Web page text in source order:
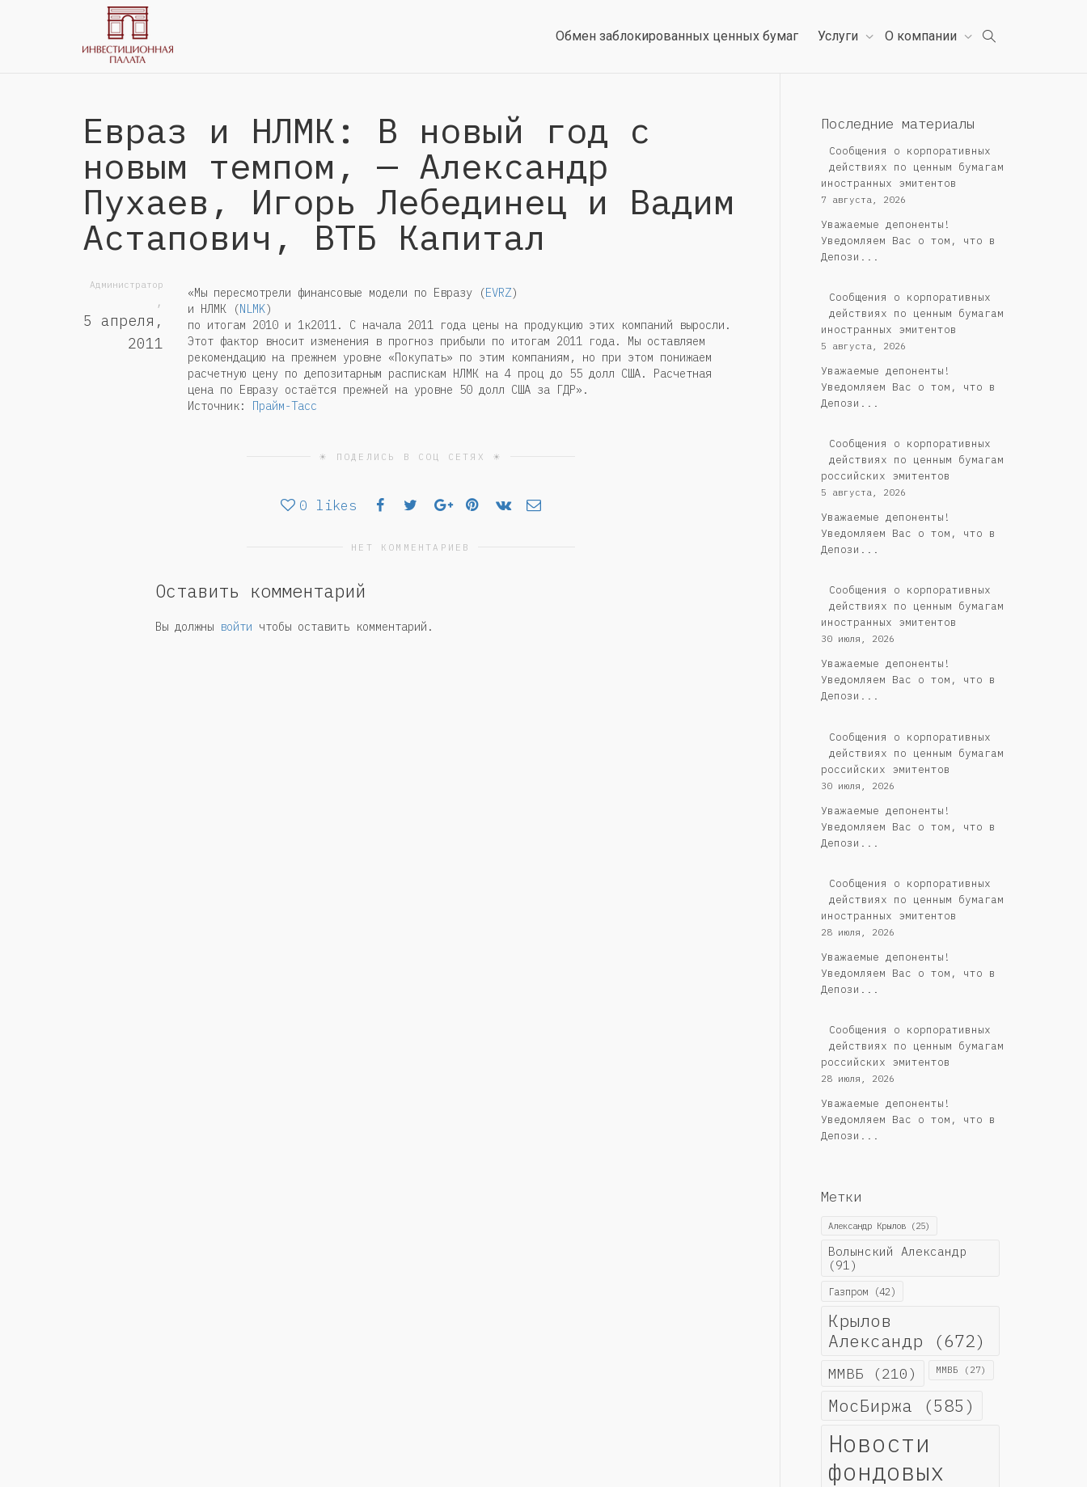
Обмен заблокированных ценных бумаг Услуги О компании
Евраз и НЛМК: В новый год с
новым темпом, — Александр
Пухаев, Игорь Лебединец и Вадим
Астапович, ВТБ Капитал
Администратор
,
5 апреля,
2011
«Мы пересмотрели финансовые модели по Евразу (EVRZ)
и НЛМК (NLMK)
по итогам 2010 и 1к2011. С начала 2011 года цены на продукцию этих компаний выросли.
Этот фактор вносит изменения в прогноз прибыли по итогам 2011 года. Мы оставляем
рекомендацию на прежнем уровне «Покупать» по этим компаниям, но при этом понижаем
расчетную цену по депозитарным распискам НЛМК на 4 проц до 55 долл США. Расчетная
цена по Евразу остаётся прежней на уровне 50 долл США за ГДР».
Источник: Прайм-Тасс
☀ ПОДЕЛИСЬ В СОЦ СЕТЯХ ☀
0 likes
НЕТ КОММЕНТАРИЕВ
Оставить комментарий
Вы должны войти чтобы оставить комментарий.
Последние материалы
Сообщения о корпоративных
действиях по ценным бумагам
иностранных эмитентов
7 августа, 2026
Уважаемые депоненты!
Уведомляем Вас о том, что в
Депози...
Сообщения о корпоративных
действиях по ценным бумагам
иностранных эмитентов
5 августа, 2026
Уважаемые депоненты!
Уведомляем Вас о том, что в
Депози...
Cообщения о корпоративных
действиях по ценным бумагам
российских эмитентов
5 августа, 2026
Уважаемые депоненты!
Уведомляем Вас о том, что в
Депози...
Сообщения о корпоративных
действиях по ценным бумагам
иностранных эмитентов
30 июля, 2026
Уважаемые депоненты!
Уведомляем Вас о том, что в
Депози...
Cообщения о корпоративных
действиях по ценным бумагам
российских эмитентов
30 июля, 2026
Уважаемые депоненты!
Уведомляем Вас о том, что в
Депози...
Сообщения о корпоративных
действиях по ценным бумагам
иностранных эмитентов
28 июля, 2026
Уважаемые депоненты!
Уведомляем Вас о том, что в
Депози...
Cообщения о корпоративных
действиях по ценным бумагам
российских эмитентов
28 июля, 2026
Уважаемые депоненты!
Уведомляем Вас о том, что в
Депози...
Метки
Александр Крылов(25)
Волынский Александр
(91)
Газпром(42)
Крылов
Александр (672)
ММВБ (210) ММВБ (27)
МосБиржа (585)
Новости
фондовых